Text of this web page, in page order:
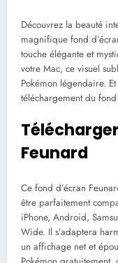
Découvrez la beauté
magnifique fond
touche élégante et
votre Mac, ce visuel
Pokémon légendaire.
téléchargement du
Feunard
Ce fond d’écran
être parfaitement
iPhone, Android,
Wide. Il s’adaptera
un affichage net et